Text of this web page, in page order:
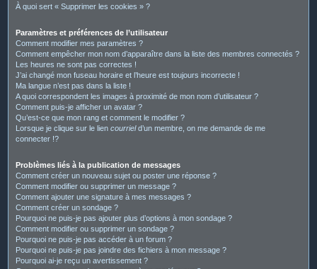
À quoi sert « Supprimer les cookies » ?
Paramètres et préférences de l’utilisateur
Comment modifier mes paramètres ?
Comment empêcher mon nom d’apparaître dans la liste des membres connectés ?
Les heures ne sont pas correctes !
J’ai changé mon fuseau horaire et l’heure est toujours incorrecte !
Ma langue n’est pas dans la liste !
A quoi correspondent les images à proximité de mon nom d’utilisateur ?
Comment puis-je afficher un avatar ?
Qu’est-ce que mon rang et comment le modifier ?
Lorsque je clique sur le lien courrield’un membre, on me demande de me
connecter !?
Problèmes liés à la publication de messages
Comment créer un nouveau sujet ou poster une réponse ?
Comment modifier ou supprimer un message ?
Comment ajouter une signature à mes messages ?
Comment créer un sondage ?
Pourquoi ne puis-je pas ajouter plus d’options à mon sondage ?
Comment modifier ou supprimer un sondage ?
Pourquoi ne puis-je pas accéder à un forum ?
Pourquoi ne puis-je pas joindre des fichiers à mon message ?
Pourquoi ai-je reçu un avertissement ?